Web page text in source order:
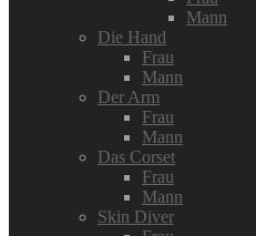
Mann
Die Hand
Frau
Mann
Der Arm
Frau
Mann
Das Corset
Frau
Mann
Skin Diver